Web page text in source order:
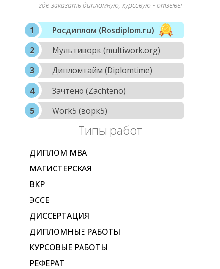
где заказать дипломную, курсовую - отзывы
Росдиплом (Rosdiplom.ru)
Мультиворк (multiwork.org)
Дипломтайм (Diplomtime)
Зачтено (Zachteno)
Work5 (ворк5)
Типы работ
ДИПЛОМ МВА
МАГИСТЕРСКАЯ
ВКР
ЭССЕ
ДИССЕРТАЦИЯ
ДИПЛОМНЫЕ РАБОТЫ
КУРСОВЫЕ РАБОТЫ
РЕФЕРАТ